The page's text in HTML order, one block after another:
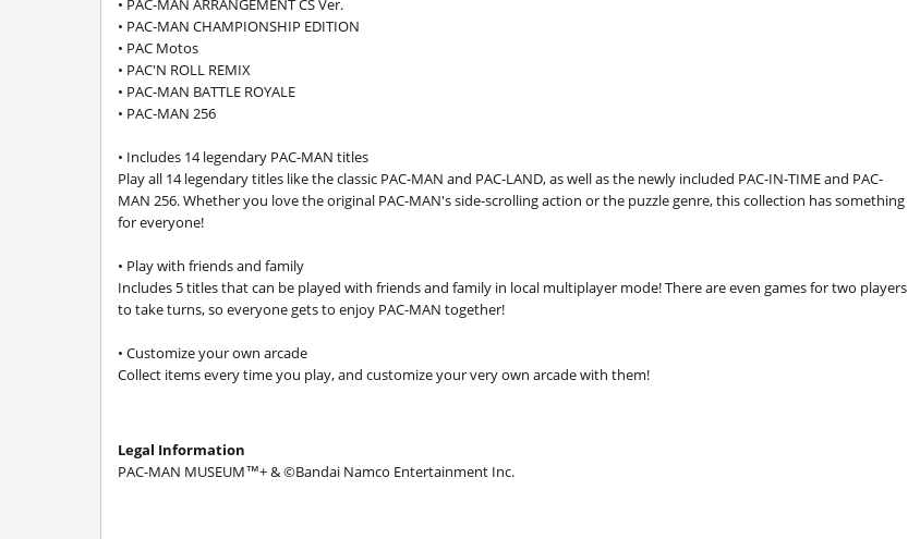
• PAC-MAN ARRANGEMENT CS Ver.
• PAC-MAN CHAMPIONSHIP EDITION
• PAC Motos
• PAC'N ROLL REMIX
• PAC-MAN BATTLE ROYALE
• PAC-MAN 256
• Includes 14 legendary PAC-MAN titles
Play all 14 legendary titles like the classic PAC-MAN and PAC-LAND, as well as the newly included PAC-IN-TIME and PAC-
MAN 256. Whether you love the original PAC-MAN's side-scrolling action or the puzzle genre, this collection has something
for everyone!
• Play with friends and family
Includes 5 titles that can be played with friends and family in local multiplayer mode! There are even games for two players
to take turns, so everyone gets to enjoy PAC-MAN together!
• Customize your own arcade
Collect items every time you play, and customize your very own arcade with them!
Legal Information
PAC-MAN MUSEUM™+ & ©Bandai Namco Entertainment Inc.